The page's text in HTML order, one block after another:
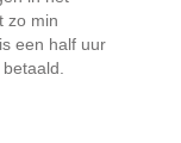
zo min
een half uur